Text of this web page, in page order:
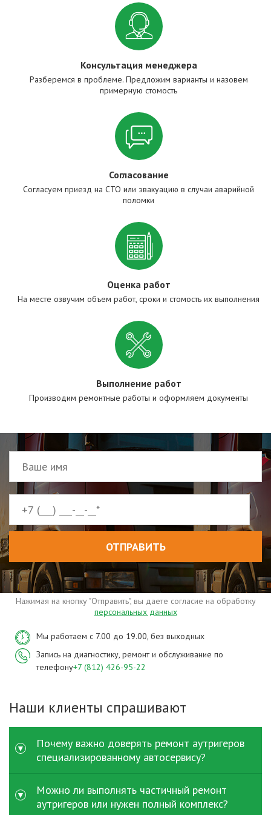
Консультация менеджера
Разберемся в проблеме. Предложим варианты и назовем
примерную стомость
Согласование
Согласуем приезд на СТО или эвакуацию в случаи аварийной
поломки
Оценка работ
На месте озвучим объем работ, сроки и стомость их выполнения
Выполнение работ
Производим ремонтные работы и оформляем документы
ОТПРАВИТЬ
Нажимая на кнопку "Отправить", вы даете согласие на обработку
персональных данных
Мы работаем с 7.00 до 19.00, без выходных
Запись на диагностику, ремонт и обслуживание по
телефону+7 (812) 426-95-22
Наши клиенты спрашивают
Почему важно доверять ремонт аутригеров
специализированному автосервису?
Аутригеры воспринимают значительные нагрузки при
работе спецтехники и напрямую влияют на
Можно ли выполнять частичный ремонт
аутригеров или нужен полный комплекс?